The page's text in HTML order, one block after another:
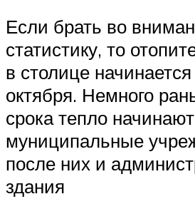
Если брать во
статистику, то
в столице
октября. Немного
срока тепло
муниципальные
после них и
здания